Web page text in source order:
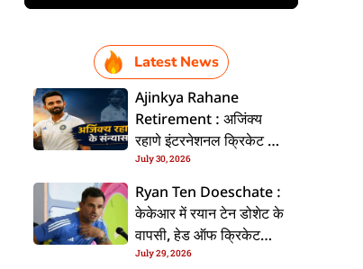
Latest News
Ajinkya Rahane
Retirement : अजिंक्य
रहाणे इंटरनेशनल क्रिकेट से
ललें संन्यास, सोशल मीडिया
पs पोस्ट कs के कइलें एलान
July 30, 2026
Ryan Ten Doeschate :
केकेआर में रयान टेन डोशेट के
वापसी, हेड ऑफ क्रिकेट
स्ट्रेटजी के जिम्मेदारी संभरिहें
July 29, 2026